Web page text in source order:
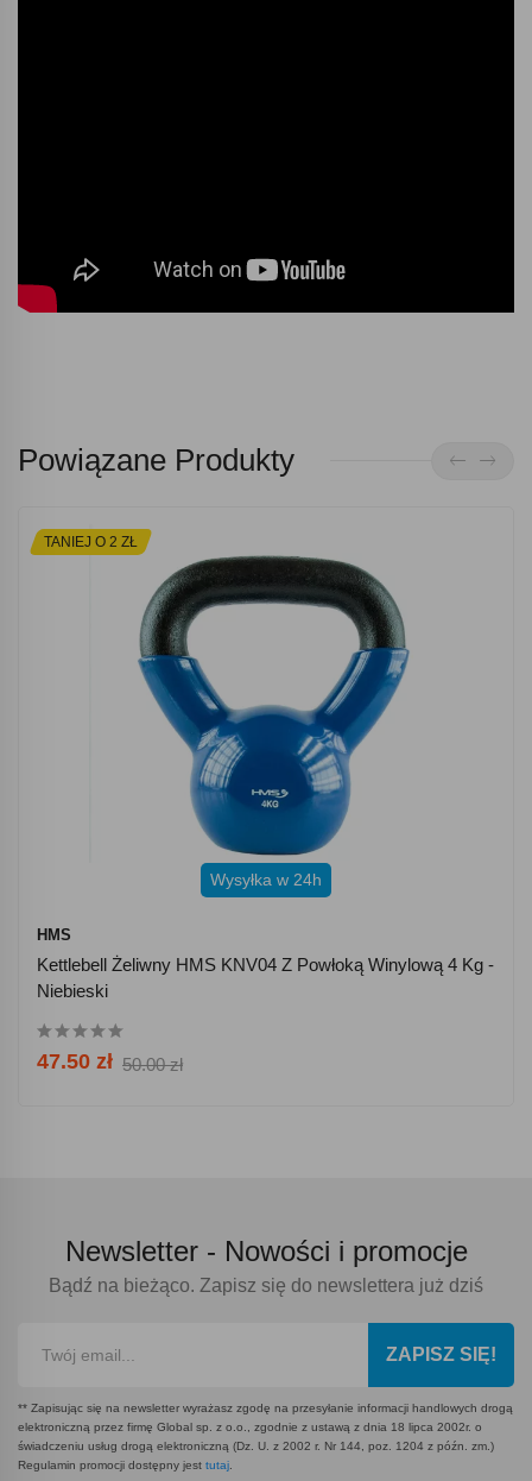
Powiązane Produkty
TANIEJ O 2 ZŁ
Wysyłka w 24h
HMS
Kettlebell Żeliwny HMS KNV04 Z Powłoką Winylową 4 Kg -
Niebieski
47.50 zł 50.00 zł
Newsletter - Nowości i promocje
Bądź na bieżąco. Zapisz się do newslettera już dziś
ZAPISZ SIĘ!
** Zapisując się na newsletter wyrażasz zgodę na przesyłanie informacji handlowych drogą
elektroniczną przez firmę Global sp. z o.o., zgodnie z ustawą z dnia 18 lipca 2002r. o
świadczeniu usług drogą elektroniczną (Dz. U. z 2002 r. Nr 144, poz. 1204 z późn. zm.)
Regulamin promocji dostępny jest tutaj